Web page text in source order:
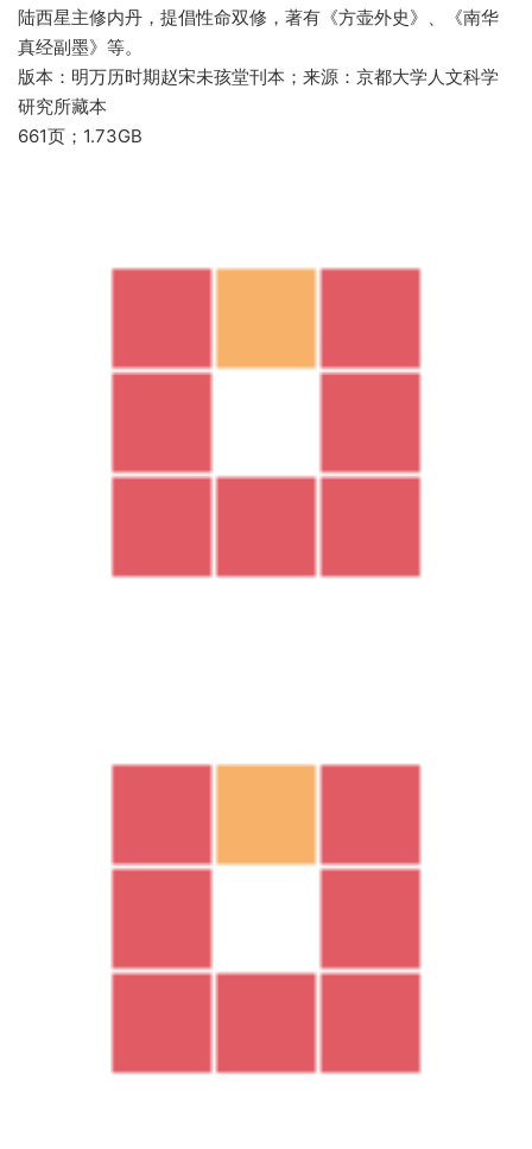
陆西星主修内丹，提倡性命双修，著有《方壶外史》、《南华
真经副墨》等。
版本：明万历时期赵宋未孩堂刊本；来源：京都大学人文科学
研究所藏本
661页；1.73GB